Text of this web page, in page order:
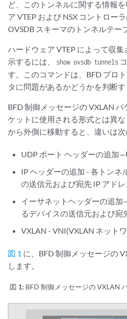
ど、このトンネルに関する情報
ア VTEP および NSX コントロー
OVSDB スキーマのトンネルテー
ハードウェア VTEP によって収
示するには、
show ovsdb tunnels
す。このコマンドは、BFD プロ
タに問題があるかどうかを判断す
BFD 制御メッセージの VXLAN
ケットに使用される形式とは異
から外側に移動すると、違いは次
UDP ポート ヘッダーの追加
IP ヘッダーの追加 - 各トンネ
の送信元および宛先 IP アドレ
イーサネットヘッダーの追
るデバイスの送信元および宛
VXLAN - VNI(VXLAN ネット
図 1 に、BFD 制御メッセージの
します。
図 1: BFD 制御メッセージの VXLAN